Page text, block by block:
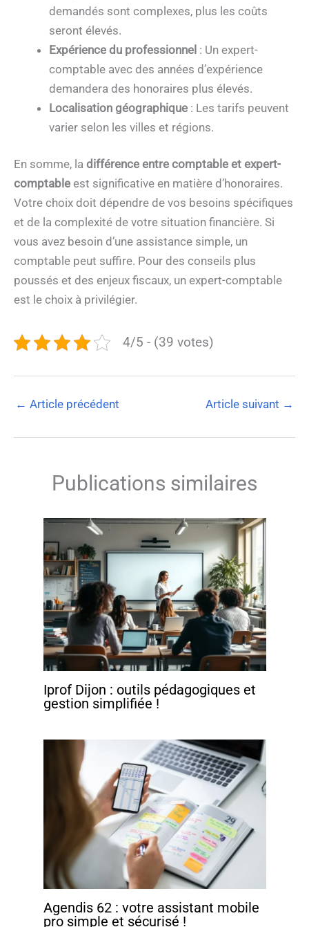
demandés sont complexes, plus les coûts
seront élevés.
Expérience du professionnel : Un expert-
comptable avec des années d’expérience
demandera des honoraires plus élevés.
Localisation géographique : Les tarifs peuvent
varier selon les villes et régions.
En somme, la différence entre comptable et expert-
comptable est significative en matière d’honoraires.
Votre choix doit dépendre de vos besoins spécifiques
et de la complexité de votre situation financière. Si
vous avez besoin d’une assistance simple, un
comptable peut suffire. Pour des conseils plus
poussés et des enjeux fiscaux, un expert-comptable
est le choix à privilégier.
4/5 - (39 votes)
← Article précédent Article suivant →
Publications similaires
Iprof Dijon : outils pédagogiques et
gestion simplifiée !
Agendis 62 : votre assistant mobile
pro simple et sécurisé !